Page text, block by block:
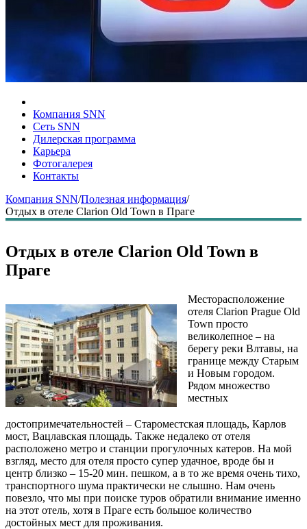
Компания SNN
Сеть SNN
Дилерская программа
Карьера
Фотогалерея
Контакты
Компания SNN/Полезная информация/
Отдых в отеле Clarion Old Town в Праге
Отдых в отеле Clarion Old Town в
Праге
Месторасположение
отеля Clarion Prague Old
Town просто
великолепное – на
берегу реки Влтавы, на
границе между Старым
и Новым городом.
Рядом множество
местных
достопримечательностей – Староместская площадь, Карлов
мост, Вацлавская площадь. Также недалеко от отеля
расположено метро и станции прогулочных катеров. На мой
взгляд, место для отеля просто супер удачное, вроде бы и
центр близко – 15-20 мин. пешком, а в то же время очень тихо,
транспортного шума практически не слышно. Нам очень
повезло, что мы при поиске туров обратили внимание именно
на этот отель, хотя в Праге есть большое количество
достойных мест для проживания.